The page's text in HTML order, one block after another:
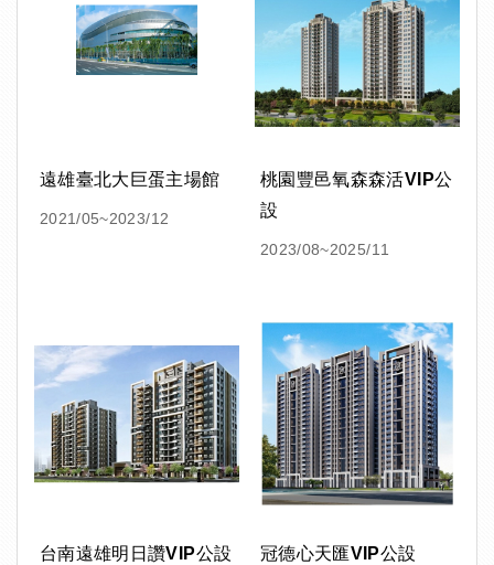
遠雄臺北大巨蛋主場館
2021/05~2023/12
桃園豐邑氧森森活VIP公
設
2023/08~2025/11
台南遠雄明日讚VIP公設 冠德心天匯VIP公設